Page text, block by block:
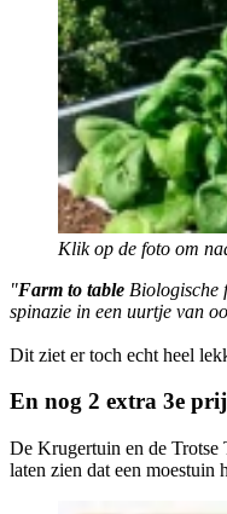
Klik op de foto om
"Farm to table Biologische
spinazie in een uurtje van
Dit ziet er toch echt heel
En nog 2 extra 3e
De Krugertuin en de Trotse
laten zien dat een moestuin